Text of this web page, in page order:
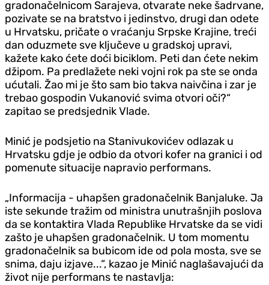
gradonačelnicom Sarajeva, otvarate neke šadrvane,
pozivate se na bratstvo i jedinstvo, drugi dan odete
u Hrvatsku, pričate o vraćanju Srpske Krajine, treći
dan oduzmete sve ključeve u gradskoj upravi,
kažete kako ćete doći biciklom. Peti dan ćete nekim
džipom. Pa predlažete neki vojni rok pa ste se onda
ućutali. Žao mi je što sam bio takva naivčina i zar je
trebao gospodin Vukanović svima otvori oči?“
zapitao se predsjednik Vlade.
Minić je podsjetio na Stanivukovićev odlazak u
Hrvatsku gd‌je je odbio da otvori kofer na granici i od
pomenute situacije napravio performans.
„Informacija - uhapšen gradonačelnik Banjaluke. Ja
iste sekunde tražim od ministra unutrašnjih poslova
da se kontaktira Vlada Republike Hrvatske da se vidi
zašto je uhapšen gradonačelnik. U tom momentu
gradonačelnik sa bubicom ide od pola mosta, sve se
snima, daju izjave...“, kazao je Minić naglašavajući da
život nije performans te nastavlja: